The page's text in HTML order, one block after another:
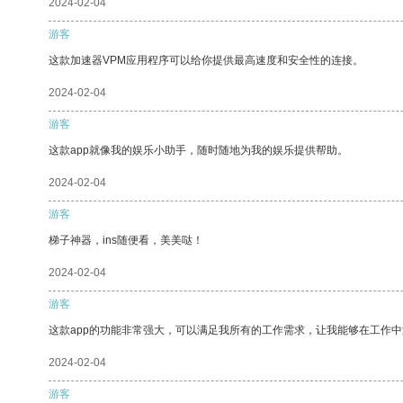
2024-02-04
游客
这款加速器VPM应用程序可以给你提供最高速度和安全性的连接。
2024-02-04
游客
这款app就像我的娱乐小助手，随时随地为我的娱乐提供帮助。
2024-02-04
游客
梯子神器，ins随便看，美美哒！
2024-02-04
游客
这款app的功能非常强大，可以满足我所有的工作需求，让我能够在工作中
2024-02-04
游客